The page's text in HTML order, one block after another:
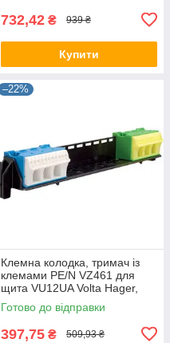
732,42 ₴ 939 ₴
Купити
–22%
Клемна колодка, тримач із
клемами PE/N VZ461 для
щита VU12UA Volta Hager,
для щита Хагер, бокса (Smart
Rozetka)
Готово до відправки
397,75 ₴ 509,93 ₴